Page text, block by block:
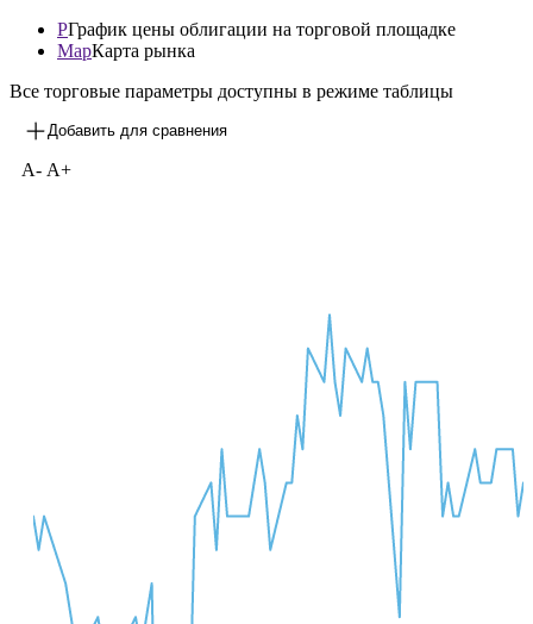
PГрафик цены облигации на торговой площадке
MapКарта рынка
Все торговые параметры доступны в режиме таблицы
Добавить для сравнения